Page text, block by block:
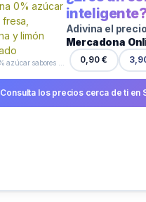
Adivina el
Mercadona
0,90 €
Consulta los precios cerca de ti en